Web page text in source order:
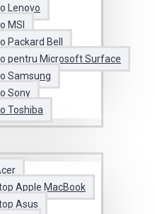
Lenovo
MSI
Packard Bell
pentru Microsoft Surface
Samsung
Sony
Toshiba
Apple MacBook
Asus